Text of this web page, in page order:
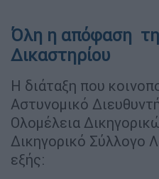
Όλη η απόφαση
Δικαστηρίου
Η διάταξη που
Αστυνομικό
Ολομέλεια
Δικηγορικό Σύλλογο
εξής: